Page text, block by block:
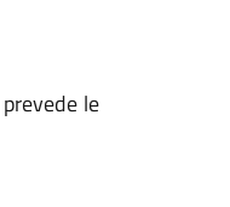
le